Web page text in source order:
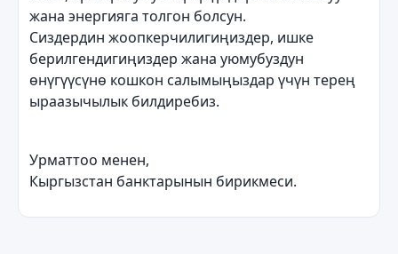
жана энергияга толгон болсун.
Сиздердин жоопкерчилигиңиздер, ишке
берилгендигиңиздер жана уюмубуздун
өнүгүүсүнө кошкон салымыңыздар үчүн терең
ыраазычылык билдиребиз.
Урматтоо менен,
Кыргызстан банктарынын бирикмеси.